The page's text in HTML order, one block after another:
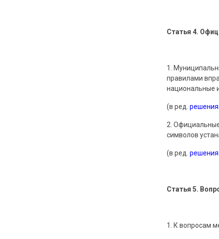
Статья 4.
1.
правилами
национальные
(в ред. решения
2.
символов
(в ред. решения
Статья 5.
1. К вопросам